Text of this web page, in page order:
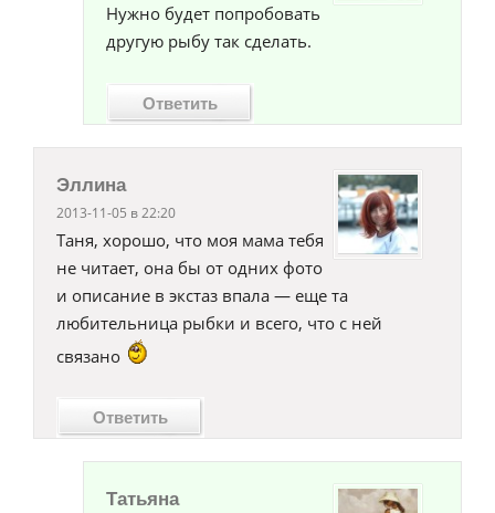
Нужно будет попробовать
другую рыбу так сделать.
Ответить
Эллина
2013-11-05 в 22:20
Таня, хорошо, что моя мама тебя
не читает, она бы от одних фото
и описание в экстаз впала — еще та
любительница рыбки и всего, что с ней
связано
Ответить
Татьяна